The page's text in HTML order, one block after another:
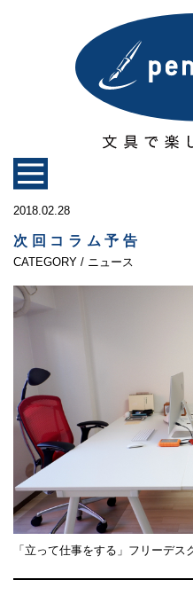
2018.02.28
次回コラム予告
CATEGORY / ニュース
「立って仕事をする」フリーデ